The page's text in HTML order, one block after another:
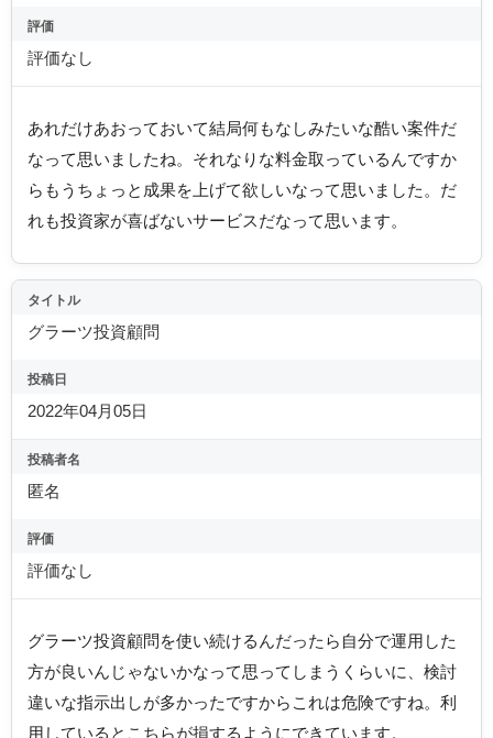
評価
評価なし
あれだけあおっておいて結局何もなしみたいな酷い案件だ
なって思いましたね。それなりな料金取っているんですか
らもうちょっと成果を上げて欲しいなって思いました。だ
れも投資家が喜ばないサービスだなって思います。
タイトル
グラーツ投資顧問
投稿日
2022年04月05日
投稿者名
匿名
評価
評価なし
グラーツ投資顧問を使い続けるんだったら自分で運用した
方が良いんじゃないかなって思ってしまうくらいに、検討
違いな指示出しが多かったですからこれは危険ですね。利
用しているとこちらが損するようにできています。